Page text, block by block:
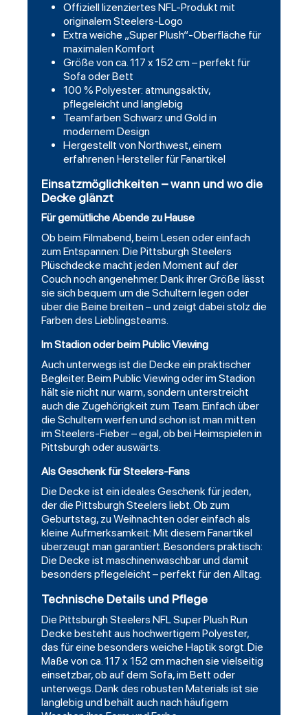
Offiziell lizenziertes NFL-Produkt mit
originalem Steelers-Logo
Extra weiche „Super Plush“-Oberfläche für
maximalen Komfort
Größe von ca. 117 x 152 cm – perfekt für
Sofa oder Bett
100 % Polyester: atmungsaktiv,
pflegeleicht und langlebig
Teamfarben Schwarz und Gold in
modernem Design
Hergestellt von Northwest, einem
erfahrenen Hersteller für Fanartikel
Einsatzmöglichkeiten – wann und wo die
Decke glänzt
Für gemütliche Abende zu Hause
Ob beim Filmabend, beim Lesen oder einfach
zum Entspannen: Die Pittsburgh Steelers
Plüschdecke macht jeden Moment auf der
Couch noch angenehmer. Dank ihrer Größe lässt
sie sich bequem um die Schultern legen oder
über die Beine breiten – und zeigt dabei stolz die
Farben des Lieblingsteams.
Im Stadion oder beim Public Viewing
Auch unterwegs ist die Decke ein praktischer
Begleiter. Beim Public Viewing oder im Stadion
hält sie nicht nur warm, sondern unterstreicht
auch die Zugehörigkeit zum Team. Einfach über
die Schultern werfen und schon ist man mitten
im Steelers-Fieber – egal, ob bei Heimspielen in
Pittsburgh oder auswärts.
Als Geschenk für Steelers-Fans
Die Decke ist ein ideales Geschenk für jeden,
der die Pittsburgh Steelers liebt. Ob zum
Geburtstag, zu Weihnachten oder einfach als
kleine Aufmerksamkeit: Mit diesem Fanartikel
überzeugt man garantiert. Besonders praktisch:
Die Decke ist maschinenwaschbar und damit
besonders pflegeleicht – perfekt für den Alltag.
Technische Details und Pflege
Die PittsburghSteelers NFL Super Plush Run
Decke besteht aus hochwertigem Polyester,
das für eine besonders weiche Haptik sorgt. Die
Maße von ca. 117 x 152 cm machen sie vielseitig
einsetzbar, ob auf dem Sofa, im Bett oder
unterwegs. Dank des robusten Materials ist sie
langlebig und behält auch nach häufigem